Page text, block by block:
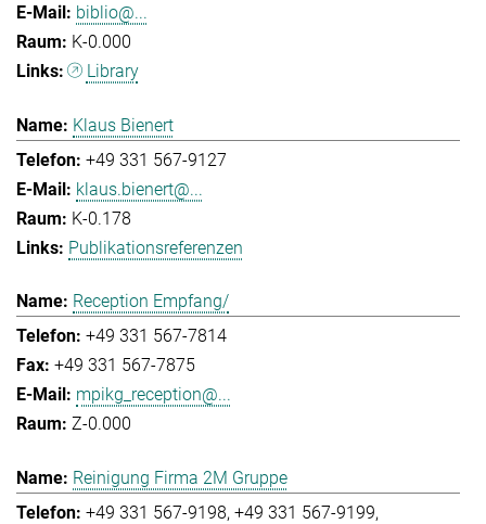
biblio@...
K-0.000
Library
Klaus Bienert
+49 331 567-9127
klaus.bienert@...
K-0.178
Publikationsreferenzen
Reception Empfang/
+49 331 567-7814
+49 331 567-7875
mpikg_reception@...
Z-0.000
Reinigung Firma 2M Gruppe
+49 331 567-9198 +49 331 567-9199